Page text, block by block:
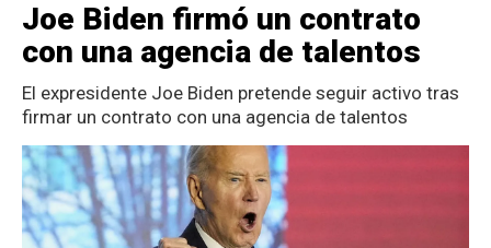
Joe Biden firmó un contrato
con una agencia de talentos
El expresidente Joe Biden pretende seguir activo tras
firmar un contrato con una agencia de talentos